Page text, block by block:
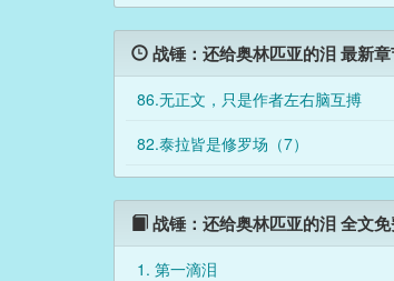
史诗河豚！
判庭看了扎
战锤：还给奥林匹亚的泪 最新
86.无正文，只是作者左右脑互搏
82.泰拉皆是修罗场（7）
战锤：还给奥林匹亚的泪 全文
1. 第一滴泪